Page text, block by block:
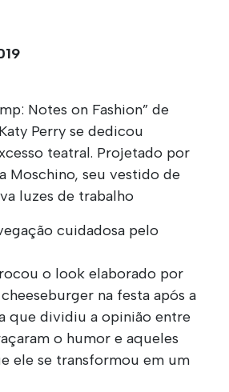
Notes on Fashion” de
Perry se dedicou
teatral. Projetado por
Moschino, seu vestido de
luzes de trabalho
cuidadosa pelo
o look elaborado por
na festa após a
que dividiu a opinião entre
o humor e aqueles
ele se transformou em um